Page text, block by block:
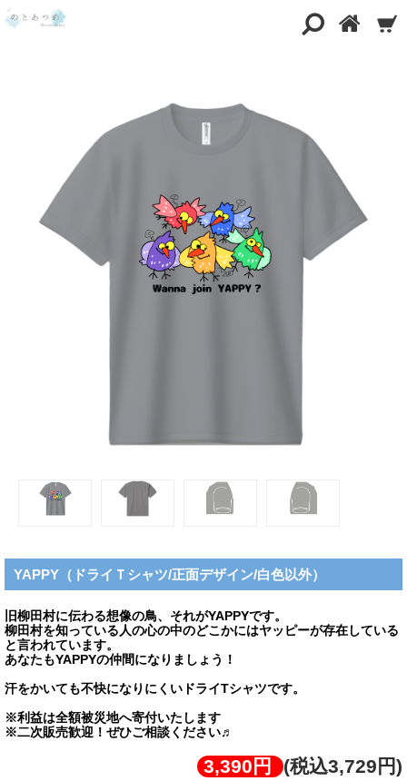
YAPPY（ドライＴシャツ/正面デザイン/白色以外）
旧柳田村に伝わる想像の鳥、それがYAPPYです。
柳田村を知っている人の心の中のどこかにはヤッピーが存在している
と言われています。
あなたもYAPPYの仲間になりましょう！
汗をかいても不快になりにくいドライTシャツです。
※利益は全額被災地へ寄付いたします
※二次販売歓迎！ぜひご相談ください♬
3,390円 (税込3,729円)